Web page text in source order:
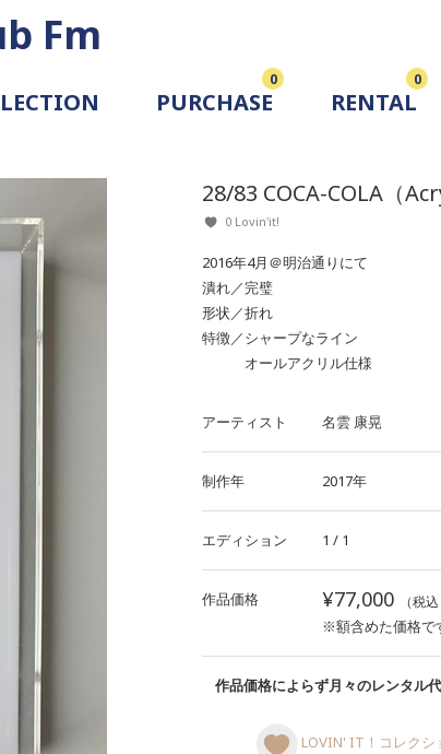
Fm
PURCHASE
0
RENTAL
0
28/83 COCA-COLA（
0 Lovin'it!
2016年4月＠明治通りにて
潰れ／完璧
形状／折れ
特徴／シャープなライン
オールアクリル仕様
アーティスト 名雲 康晃
制作年 2017年
エディション 1 / 1
作品価格 ¥77,000 （税込
※額含めた価格で
作品価格によらず月々のレンタル
LOVIN' IT！コレクシ